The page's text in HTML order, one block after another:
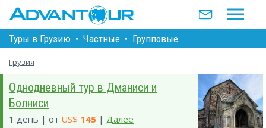
Туры в Грузию • Частные • Групповые
Грузия
Однодневный тур в Дманиси и
Болниси
1 день | от US$ 145 | Далее